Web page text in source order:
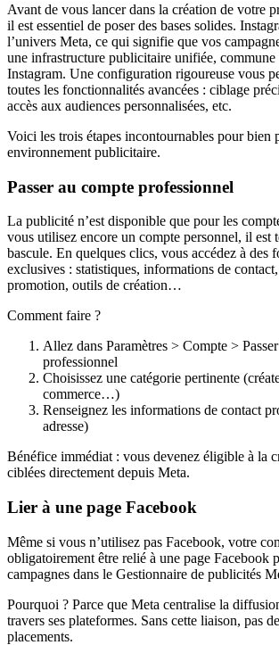
Avant de vous lancer dans la création de votre
il est essentiel de poser des bases solides.
l’univers Meta, ce qui signifie que vos
une infrastructure publicitaire unifiée, commune
Instagram. Une configuration rigoureuse vous
toutes les fonctionnalités avancées : ciblage
accès aux audiences personnalisées, etc.
Voici les trois étapes incontournables pour bien
environnement publicitaire.
Passer au compte professionnel
La publicité n’est disponible que pour les
vous utilisez encore un compte personnel, il est
bascule. En quelques clics, vous accédez à des
exclusives : statistiques, informations de
promotion, outils de création…
Comment faire ?
Allez dans Paramètres > Compte >
professionnel
Choisissez une catégorie pertinente
commerce…)
Renseignez les informations de contact
adresse)
Bénéfice immédiat : vous devenez éligible à la
ciblées directement depuis Meta.
Lier à une page Facebook
Même si vous n’utilisez pas Facebook, votre
obligatoirement être relié à une page Facebook
campagnes dans le Gestionnaire de publicités
Pourquoi ? Parce que Meta centralise la
travers ses plateformes. Sans cette liaison, pas
placements.